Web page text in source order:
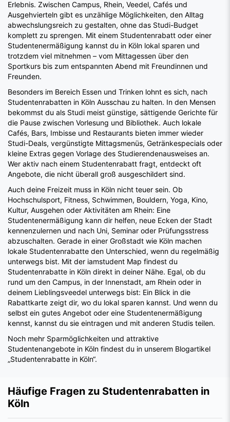
Erlebnis. Zwischen Campus, Rhein, Veedel, Cafés und
Ausgehvierteln gibt es unzählige Möglichkeiten, den Alltag
abwechslungsreich zu gestalten, ohne das Studi-Budget
komplett zu sprengen. Mit einem Studentenrabatt oder einer
Studentenermäßigung kannst du in Köln lokal sparen und
trotzdem viel mitnehmen – vom Mittagessen über den
Sportkurs bis zum entspannten Abend mit Freundinnen und
Freunden.
Besonders im Bereich Essen und Trinken lohnt es sich, nach
Studentenrabatten in Köln Ausschau zu halten. In den Mensen
bekommst du als Studi meist günstige, sättigende Gerichte für
die Pause zwischen Vorlesung und Bibliothek. Auch lokale
Cafés, Bars, Imbisse und Restaurants bieten immer wieder
Studi-Deals, vergünstigte Mittagsmenüs, Getränkespecials oder
kleine Extras gegen Vorlage des Studierendenausweises an.
Wer aktiv nach einem Studentenrabatt fragt, entdeckt oft
Angebote, die nicht überall groß ausgeschildert sind.
Auch deine Freizeit muss in Köln nicht teuer sein. Ob
Hochschulsport, Fitness, Schwimmen, Bouldern, Yoga, Kino,
Kultur, Ausgehen oder Aktivitäten am Rhein: Eine
Studentenermäßigung kann dir helfen, neue Ecken der Stadt
kennenzulernen und nach Uni, Seminar oder Prüfungsstress
abzuschalten. Gerade in einer Großstadt wie Köln machen
lokale Studentenrabatte den Unterschied, wenn du regelmäßig
unterwegs bist. Mit der iamstudent Map findest du
Studentenrabatte in Köln direkt in deiner Nähe. Egal, ob du
rund um den Campus, in der Innenstadt, am Rhein oder in
deinem Lieblingsveedel unterwegs bist: Ein Blick in die
Rabattkarte zeigt dir, wo du lokal sparen kannst. Und wenn du
selbst ein gutes Angebot oder eine Studentenermäßigung
kennst, kannst du sie eintragen und mit anderen Studis teilen.
Noch mehr Sparmöglichkeiten und attraktive
Studentenangebote in Köln findest du in unserem Blogartikel
„Studentenrabatte in Köln“.
Häufige Fragen zu Studentenrabatten in
Köln